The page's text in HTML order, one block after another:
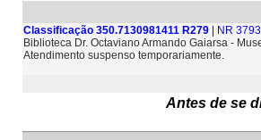
Classificação 350.7130981411 R279 | NR
Biblioteca Dr. Octaviano Armando Gaiarsa -
Atendimento suspenso temporariamente.
Antes de se